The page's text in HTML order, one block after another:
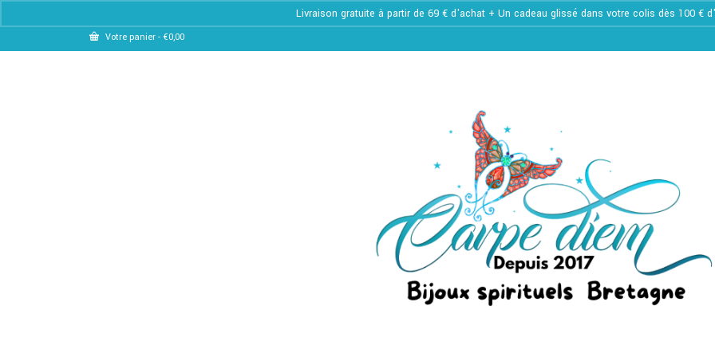
Livraison gratuite à partir de 69 € d'achat + Un cadeau glissé dans votre colis dès 100 €
Votre panier - €0,00